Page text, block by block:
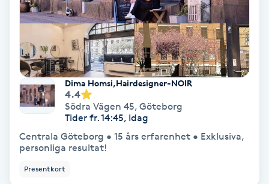
Medial vägledning
Medicinsk massage
Meditation
Dima Homsi,Hairdesigner-NOIR
4.4
Södra Vägen 45, Göteborg
Tider fr. 14:45, Idag
Centrala Göteborg • 15 års erfarenhet • Exklusiva,
personliga resultat!
Presentkort